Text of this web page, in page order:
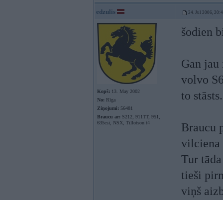
edzulis 24. Jul 2006,
Kopš: 13. May 2002
No: Rīga
Ziņojumi: 56481
Braucu ar: S212, 911TT, 951,
635csi, NSX, Tillotson t4
šodien
Gan
volvo
to stāsts.
Braucu
vilciena
Tur
tieši
viņš